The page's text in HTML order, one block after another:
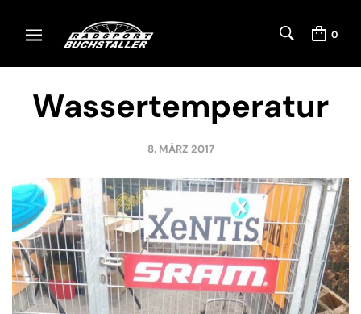
0
Wassertemperatur
8. MÄRZ 2017